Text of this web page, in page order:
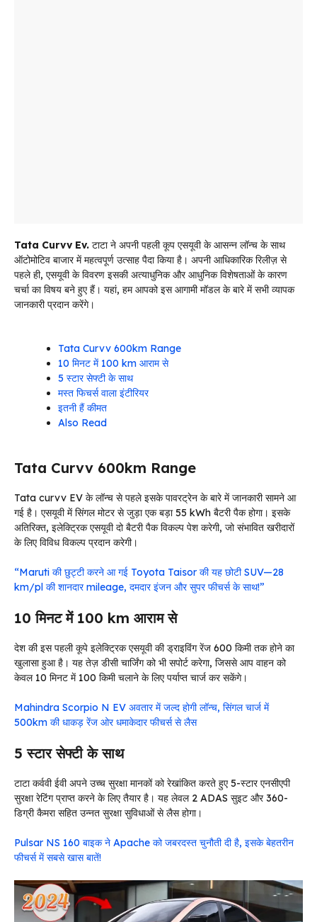
Tata Curvv Ev. टाटा ने अपनी पहली कूप एसयूवी के आसन्न लॉन्च के साथ
ऑटोमोटिव बाजार में महत्वपूर्ण उत्साह पैदा किया है। अपनी आधिकारिक रिलीज़ से
पहले ही, एसयूवी के विवरण इसकी अत्याधुनिक और आधुनिक विशेषताओं के कारण
चर्चा का विषय बने हुए हैं। यहां, हम आपको इस आगामी मॉडल के बारे में सभी व्यापक
जानकारी प्रदान करेंगे।
Tata Curvv 600km Range
10 मिनट में 100 km आराम से
5 स्टार सेफ्टी के साथ
मस्त फिचर्स वाला इंटीरियर
इतनी हैं कीमत
Also Read
Tata Curvv 600km Range
Tata curvv EV के लॉन्च से पहले इसके पावरट्रेन के बारे में जानकारी सामने आ
गई है। एसयूवी में सिंगल मोटर से जुड़ा एक बड़ा 55 kWh बैटरी पैक होगा। इसके
अतिरिक्त, इलेक्ट्रिक एसयूवी दो बैटरी पैक विकल्प पेश करेगी, जो संभावित खरीदारों
के लिए विविध विकल्प प्रदान करेगी।
“Maruti की छुट्टी करने आ गई Toyota Taisor की यह छोटी SUV—28
km/pl की शानदार mileage, दमदार इंजन और सुपर फीचर्स के साथ!”
10 मिनट में 100 km आराम से
देश की इस पहली कूपे इलेक्ट्रिक एसयूवी की ड्राइविंग रेंज 600 किमी तक होने का
खुलासा हुआ है। यह तेज़ डीसी चार्जिंग को भी सपोर्ट करेगा, जिससे आप वाहन को
केवल 10 मिनट में 100 किमी चलाने के लिए पर्याप्त चार्ज कर सकेंगे।
Mahindra Scorpio N EV अवतार में जल्द होगी लॉन्च, सिंगल चार्ज में
500km की धाकड़ रेंज ओर धमाकेदार फीचर्स से लैस
5 स्टार सेफ्टी के साथ
टाटा कर्ववी ईवी अपने उच्च सुरक्षा मानकों को रेखांकित करते हुए 5-स्टार एनसीएपी
सुरक्षा रेटिंग प्राप्त करने के लिए तैयार है। यह लेवल 2 ADAS सुइट और 360-
डिग्री कैमरा सहित उन्नत सुरक्षा सुविधाओं से लैस होगा।
Pulsar NS 160 बाइक ने Apache को जबरदस्त चुनौती दी है, इसके बेहतरीन
फीचर्स में सबसे खास बातें!